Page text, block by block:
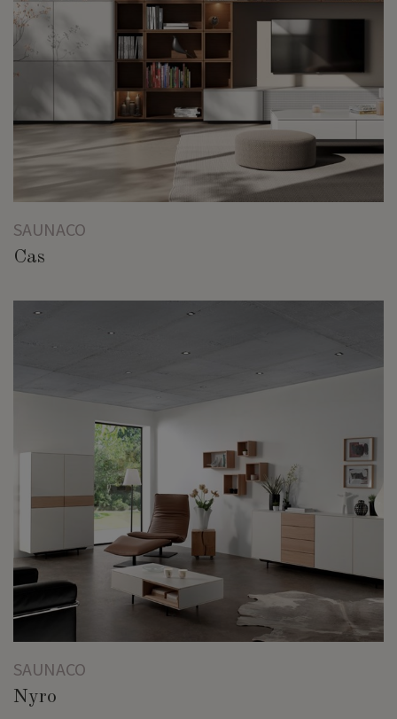
SAUNACO
Cas
SAUNACO
Nyro